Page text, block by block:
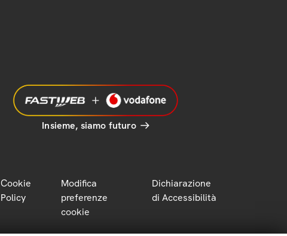
Insieme, siamo futuro
Cookie
Policy
Modifica
preferenze
cookie
Dichiarazione
di Accessibilità